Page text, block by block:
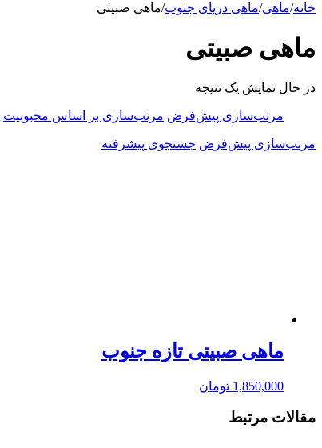
خانه/ماهی/ماهی دریای جنوب/ماهی صبیتی
ماهی صبیتی
در حال نمایش یک نتیجه
مرتب‌سازی پیش‌فرض مرتب‌سازی بر اساس محبوبیت
مرتب‌سازی پیش‌فرض جستجوی پیشرفته
ماهی صبیتی تازه جنوب
1,850,000 تومان
مقالات مرتبط